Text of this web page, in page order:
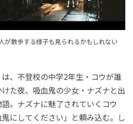
が散歩する様子も見られるかもしれない
、不登校の中学2年生・コウが誰
た夜、吸血鬼の少女・ナズナと出
。ナズナに魅了されていくコウ
にしてください」と頼み込む。し